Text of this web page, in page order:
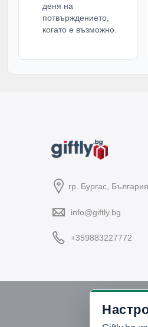
деня на
потвърждението,
когато е възможно.
гр. Бургас, България
info@giftly.bg
+359883227772